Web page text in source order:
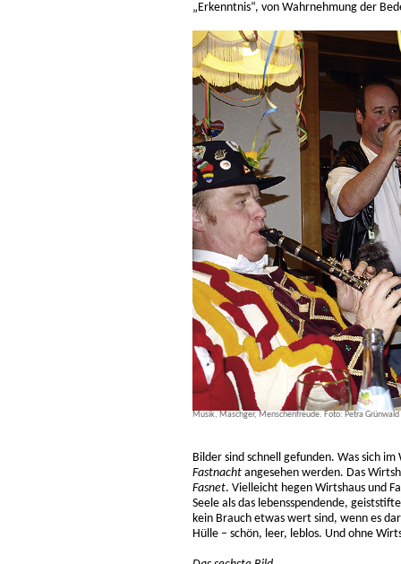
„Erkenntnis“, von Wahrnehmung der
Musik, Maschger, Menschenfreude. Foto: Petra Grünwald
Bilder sind schnell gefunden. Was sich
Fastnacht angesehen werden. Das
Fasnet. Vielleicht hegen Wirtshaus und
Seele als das lebensspendende,
kein Brauch etwas wert sind, wenn es
Hülle – schön, leer, leblos. Und ohne